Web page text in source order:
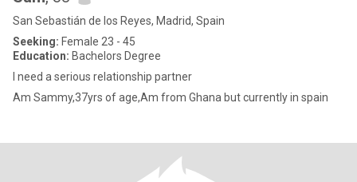
San Sebastián de los Reyes, Madrid, Spain
Seeking: Female 23 - 45
Education: Bachelors Degree
I need a serious relationship partner
Am Sammy,37yrs of age,Am from Ghana but currently in spain